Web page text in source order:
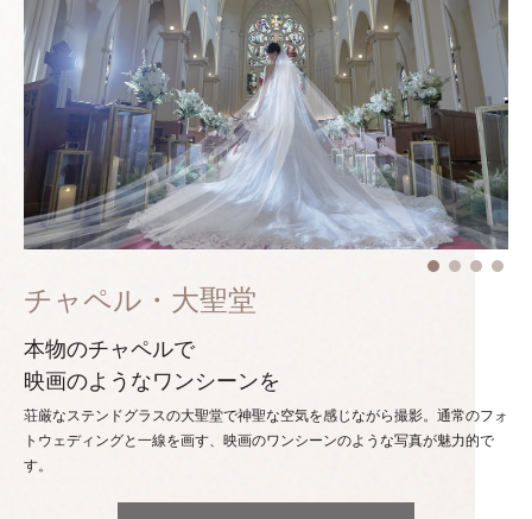
チャペル・大聖堂
本物のチャペルで
映画のようなワンシーンを
荘厳なステンドグラスの大聖堂で神聖な空気を感じながら撮影。通常のフォ
トウェディングと一線を画す、映画のワンシーンのような写真が魅力的で
す。